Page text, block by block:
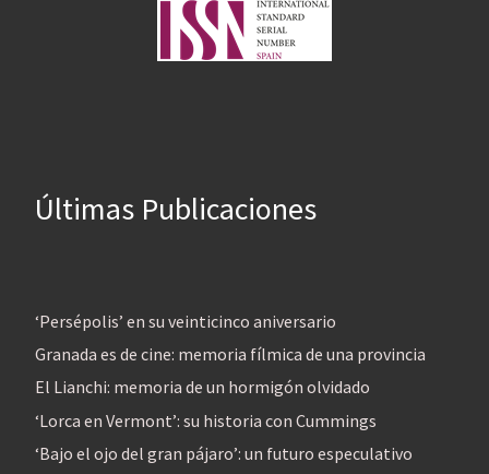
Últimas Publicaciones
‘Persépolis’ en su veinticinco aniversario
Granada es de cine: memoria fílmica de una provincia
El Lianchi: memoria de un hormigón olvidado
‘Lorca en Vermont’: su historia con Cummings
‘Bajo el ojo del gran pájaro’: un futuro especulativo